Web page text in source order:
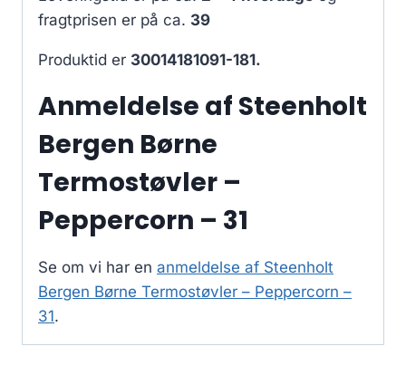
fragtprisen er på ca. 39
Produktid er 30014181091-181.
Anmeldelse af Steenholt
Bergen Børne
Termostøvler –
Peppercorn – 31
Se om vi har en anmeldelse af Steenholt
Bergen Børne Termostøvler – Peppercorn –
31.